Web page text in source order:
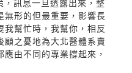
訊息一旦透露出來，整
無形的但最重要，影響長
幫忙時，我幫你，相反
之憂地為大北醫體系賣
由不同的專業撐起來，